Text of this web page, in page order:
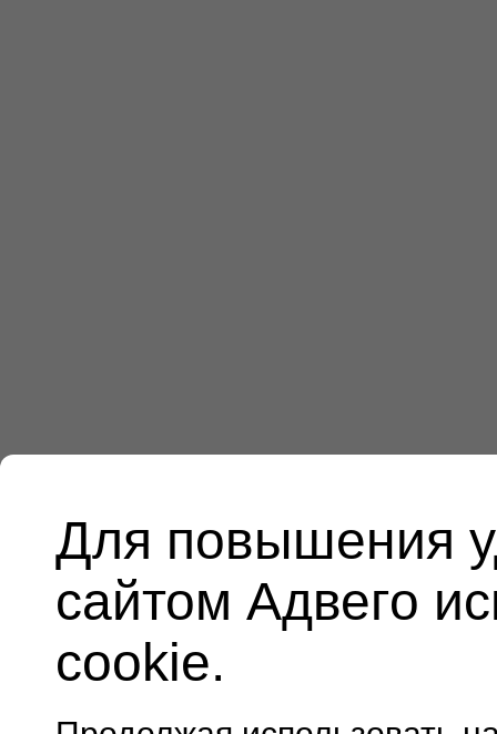
Для повышения
сайтом Адвего
cookie.